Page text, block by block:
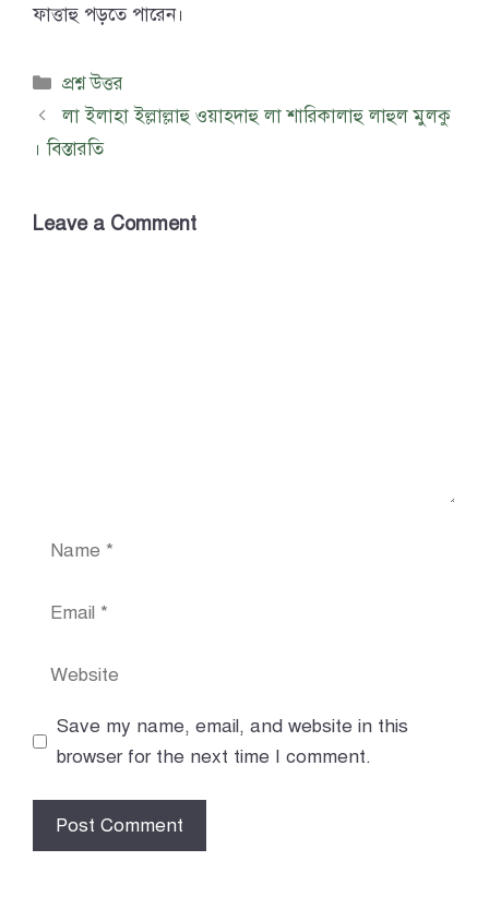
ফাত্তাহু পড়তে পারেন।
Categories
প্রশ্ন উত্তর
লা ইলাহা ইল্লাল্লাহু ওয়াহদাহু লা শারিকালাহু লাহুল মুলকু
। বিস্তারতি
Leave a Comment
Name
Email
Website
Save my name, email, and website in this
browser for the next time I comment.